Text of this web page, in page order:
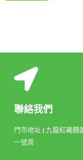
聯絡我們
門市地址 | 九龍紅磡
一號房